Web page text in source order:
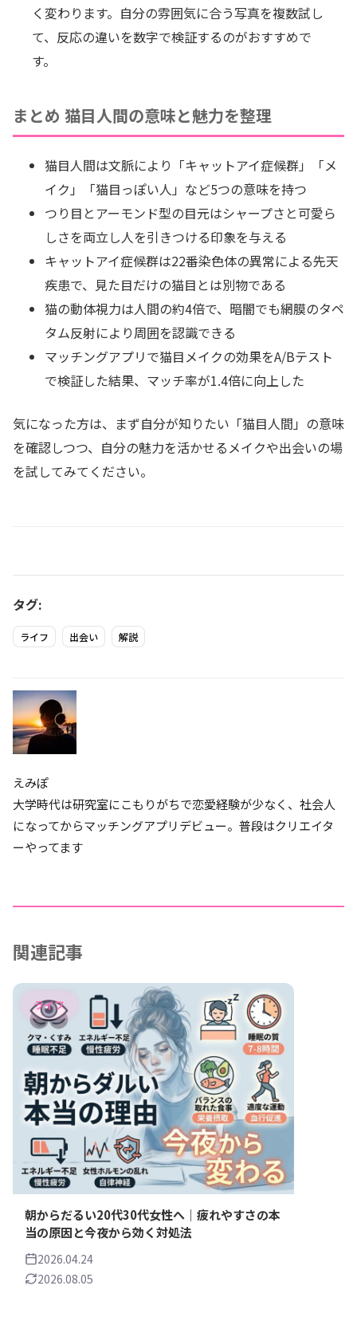
く変わります。自分の雰囲気に合う写真を複数試し
て、反応の違いを数字で検証するのがおすすめで
す。
まとめ 猫目人間の意味と魅力を整理
猫目人間は文脈により「キャットアイ症候群」「メ
イク」「猫目っぽい人」など5つの意味を持つ
つり目とアーモンド型の目元はシャープさと可愛ら
しさを両立し人を引きつける印象を与える
キャットアイ症候群は22番染色体の異常による先天
疾患で、見た目だけの猫目とは別物である
猫の動体視力は人間の約4倍で、暗闇でも網膜のタペ
タム反射により周囲を認識できる
マッチングアプリで猫目メイクの効果をA/Bテスト
で検証した結果、マッチ率が1.4倍に向上した
気になった方は、まず自分が知りたい「猫目人間」の意味
を確認しつつ、自分の魅力を活かせるメイクや出会いの場
を試してみてください。
タグ:
ライフ 出会い 解説
えみぽ
大学時代は研究室にこもりがちで恋愛経験が少なく、社会人
になってからマッチングアプリデビュー。普段はクリエイタ
ーやってます
関連記事
ライフ
朝からだるい20代30代女性へ｜疲れやすさの本
当の原因と今夜から効く対処法
2026.04.24
2026.08.05